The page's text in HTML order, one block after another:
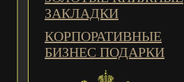
ЗАКЛАДКИ
КОРПОРАТИВНЫЕ
БИЗНЕС ПОДАРКИ